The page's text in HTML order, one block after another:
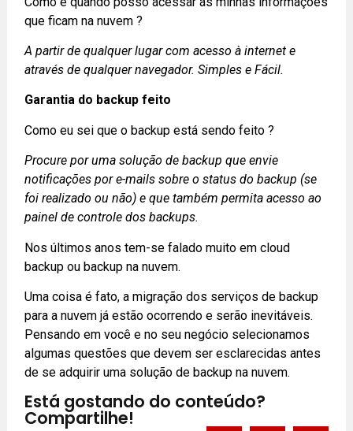
que ficam na nuvem ?
A partir de qualquer lugar com acesso à internet e
através de qualquer navegador. Simples e Fácil.
Garantia do backup feito
Como eu sei que o backup está sendo feito ?
Procure por uma solução de backup que envie
notificações por e-mails sobre o status do backup (se
foi realizado ou não) e que também permita acesso ao
painel de controle dos backups.
Nos últimos anos tem-se falado muito em cloud
backup ou backup na nuvem.
Uma coisa é fato, a migração dos serviços de backup
para a nuvem já estão ocorrendo e serão inevitáveis.
Pensando em você e no seu negócio selecionamos
algumas questões que devem ser esclarecidas antes
de se adquirir uma solução de backup na nuvem.
Está gostando do conteúdo?
Compartilhe!